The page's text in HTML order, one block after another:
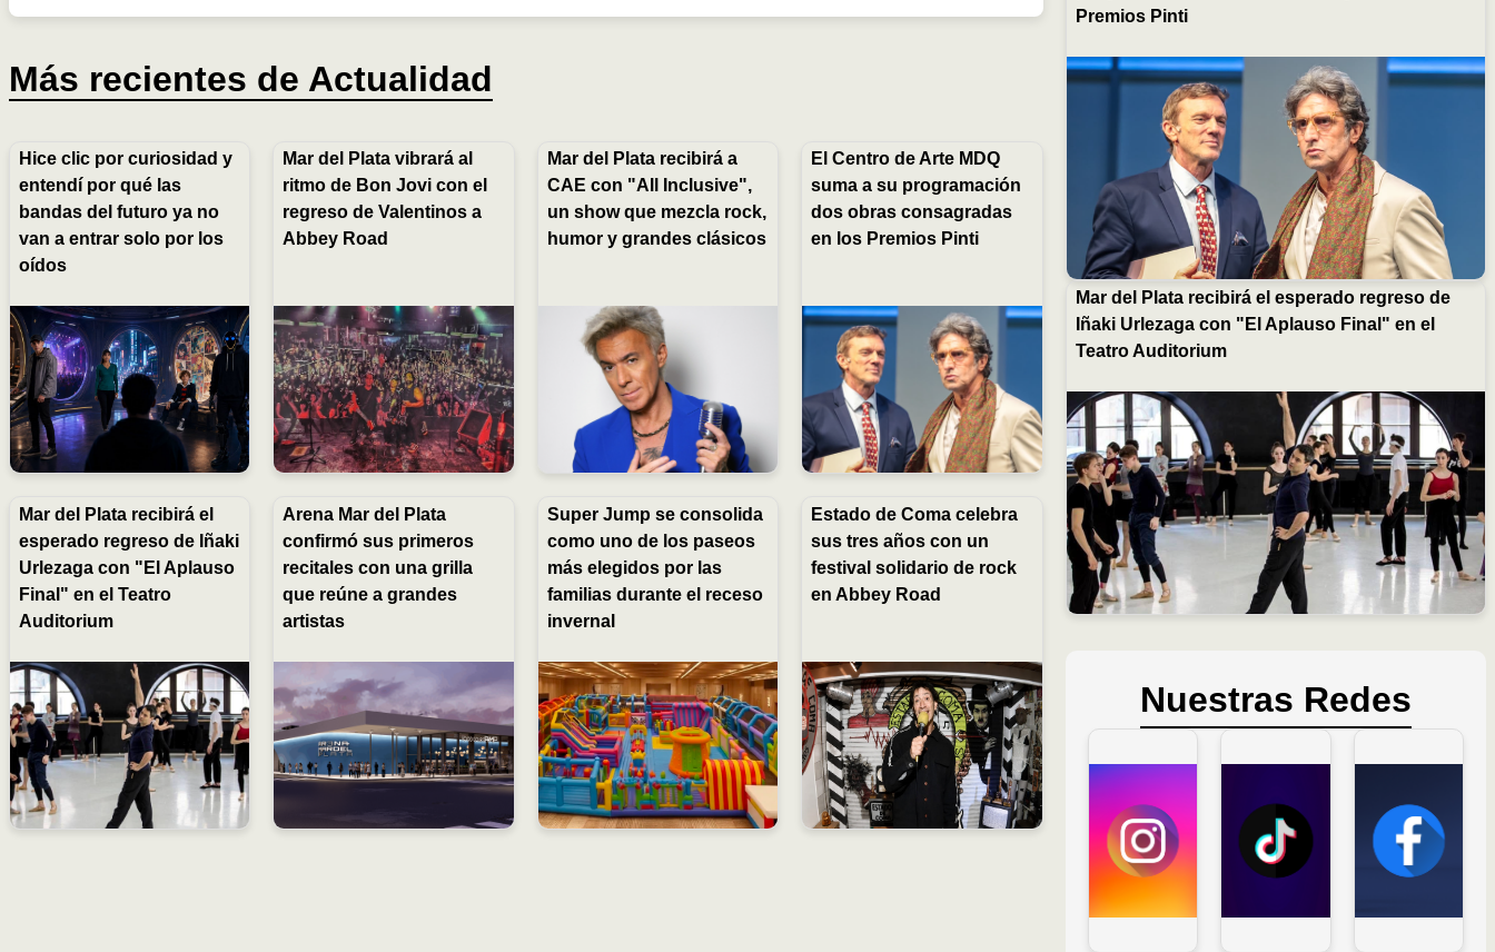
Más recientes de Actualidad
Hice clic por curiosidad y
entendí por qué las
bandas del futuro ya no
van a entrar solo por los
oídos
Mar del Plata vibrará al
ritmo de Bon Jovi con el
regreso de Valentinos a
Abbey Road
Mar del Plata recibirá a
CAE con "All Inclusive",
un show que mezcla rock,
humor y grandes clásicos
El Centro de Arte MDQ
suma a su programación
dos obras consagradas
en los Premios Pinti
Mar del Plata recibirá el
esperado regreso de Iñaki
Urlezaga con "El Aplauso
Final" en el Teatro
Auditorium
Arena Mar del Plata
confirmó sus primeros
recitales con una grilla
que reúne a grandes
artistas
Super Jump se consolida
como uno de los paseos
más elegidos por las
familias durante el receso
invernal
Estado de Coma celebra
sus tres años con un
festival solidario de rock
en Abbey Road
Premios Pinti
Mar del Plata recibirá el esperado regreso de
Iñaki Urlezaga con "El Aplauso Final" en el
Teatro Auditorium
Nuestras Redes